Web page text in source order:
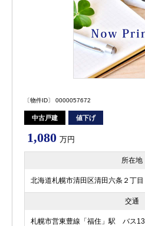
〔物件ID〕 0000057672
中古戸建 値下げ
1,080 万円
所在地
北海道札幌市清田区清田六条２丁目
交通
札幌市営東豊線「福住」駅 バス